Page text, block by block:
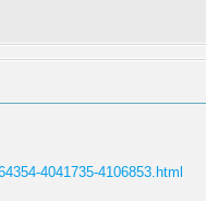
4041735-4106853.html